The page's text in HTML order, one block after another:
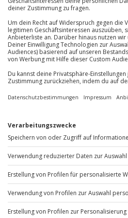
Du erreichst uns telefonisch zu
außer an bundesweiten
Mo-Fr: 8-20 Uhr | Sa: 10-16 Uhr
Du möchtest als Firma bestellen?
Sichere Dir attraktive
Mo-Fr: 9-17 Uhr
b2b@jochen-schweizer.de
www.b2b.jochen-
Artikelnummer:66518